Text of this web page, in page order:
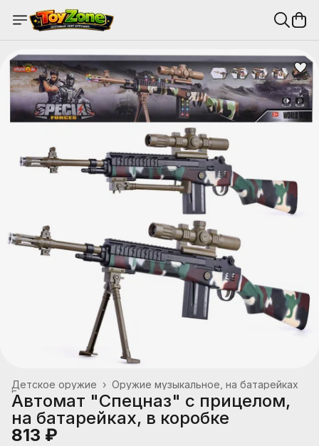
Оружие музыкальное, на батарейках
Детское оружие ›
Главная
Автомат "Спецназ" с прицелом,
на батарейках, в коробке
813 ₽